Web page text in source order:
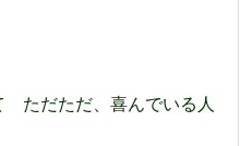
ただただ、喜んでいる人